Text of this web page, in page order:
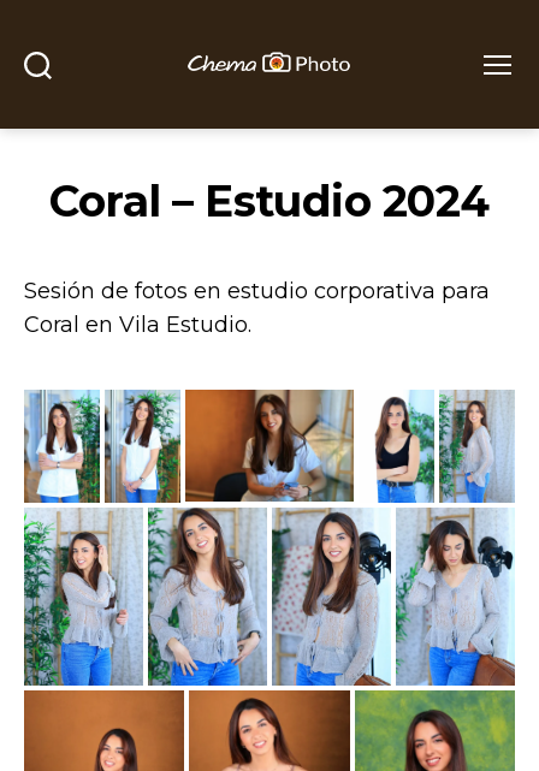
Photo
Coral – Estudio 2024
Sesión de fotos en estudio corporativa para
Coral en Vila Estudio.